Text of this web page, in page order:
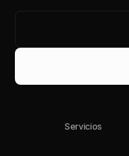
Servicios